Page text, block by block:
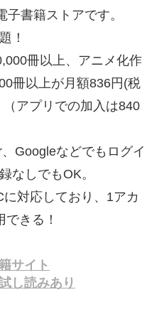
書籍ストアです。
！
冊以上、アニメ化作
冊以上が月額836円(税
アプリでの加入は840
Googleなどでもログイ
なしでもOK。
対応しており、1アカ
きる！
サイト
し読みあり